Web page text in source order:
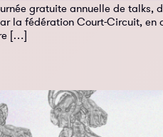
gratuite annuelle de talks,
la fédération Court-Circuit, en
[…]